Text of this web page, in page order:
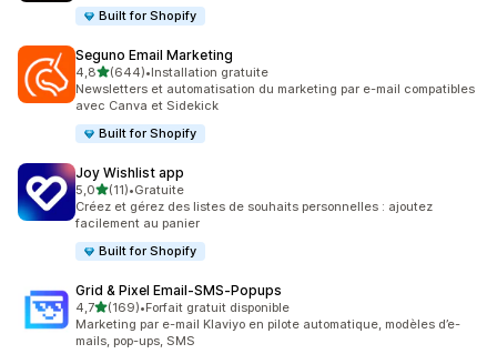
Built for Shopify
Seguno Email Marketing
4,8étoile(s) sur 5
(644)
644 avis au total
•Installation gratuite
Newsletters et automatisation du marketing par e-mail compatibles
avec Canva et Sidekick
Built for Shopify
Joy Wishlist app
5,0étoile(s) sur 5
(11)
11 avis au total
•Gratuite
Créez et gérez des listes de souhaits personnelles : ajoutez
facilement au panier
Built for Shopify
Grid & Pixel Email‑SMS‑Popups
4,7étoile(s) sur 5
(169)
169 avis au total
•Forfait gratuit disponible
Marketing par e-mail Klaviyo en pilote automatique, modèles d’e-
mails, pop-ups, SMS